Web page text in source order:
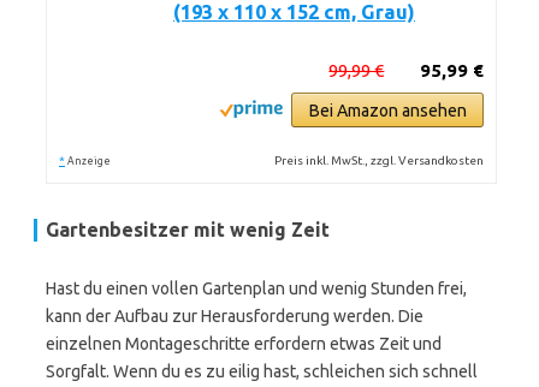
(193 x 110 x 152 cm, Grau)
95,99 €
99,99 €
Bei Amazon ansehen
* Anzeige Preis inkl. MwSt., zzgl. Versandkosten
Gartenbesitzer mit wenig Zeit
Hast du einen vollen Gartenplan und wenig Stunden frei,
kann der Aufbau zur Herausforderung werden. Die
einzelnen Montageschritte erfordern etwas Zeit und
Sorgfalt. Wenn du es zu eilig hast, schleichen sich schnell